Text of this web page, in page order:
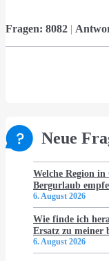
Fragen: 8082 |
Neue
Welche Region
Bergurlaub
6. August 2026
Wie finde ich
Ersatz zu meiner
6. August 2026